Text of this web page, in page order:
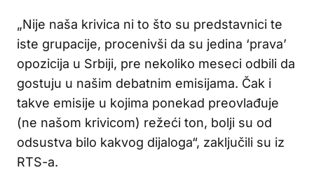
„Nije naša krivica ni to što su predstavnici te
iste grupacije, procenivši da su jedina ‘prava’
opozicija u Srbiji, pre nekoliko meseci odbili da
gostuju u našim debatnim emisijama. Čak i
takve emisije u kojima ponekad preovlađuje
(ne našom krivicom) režeći ton, bolji su od
odsustva bilo kakvog dijaloga“, zaključili su iz
RTS-a.